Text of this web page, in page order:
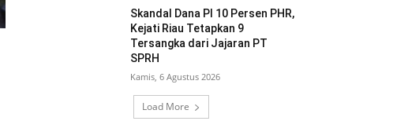
Skandal Dana PI 10 Persen PHR,
Kejati Riau Tetapkan 9
Tersangka dari Jajaran PT
SPRH
Kamis, 6 Agustus 2026
Load More